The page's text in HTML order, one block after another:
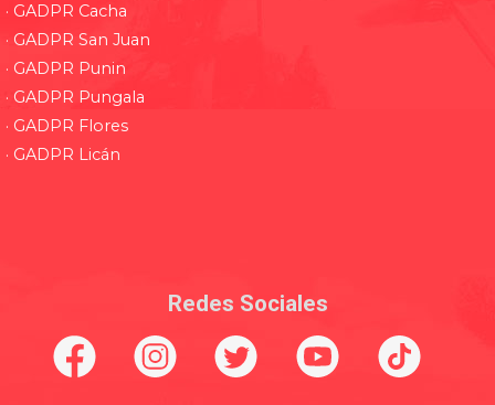
· GADPR Cacha
· GADPR San Juan
· GADPR Punin
· GADPR Pungala
· GADPR Flores
· GADPR Licán
Redes Sociales